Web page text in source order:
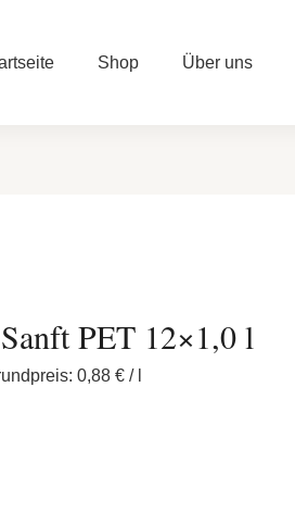
Shop Über uns
PET 12×1,0 l
0,88 €/